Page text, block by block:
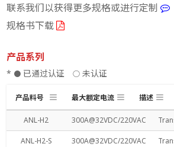
联系我们以获得更多规格或进行定制
规格书下载
产品系列
* ● 已通过认证○ 未认证
产品料号 最大额定电流 描述
ANL-H2 300A@32VDC/220VAC
ANL-H2-S 300A@32VDC/220VAC